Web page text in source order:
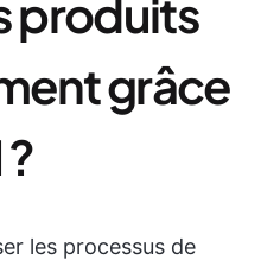
produits
grâce
les processus de